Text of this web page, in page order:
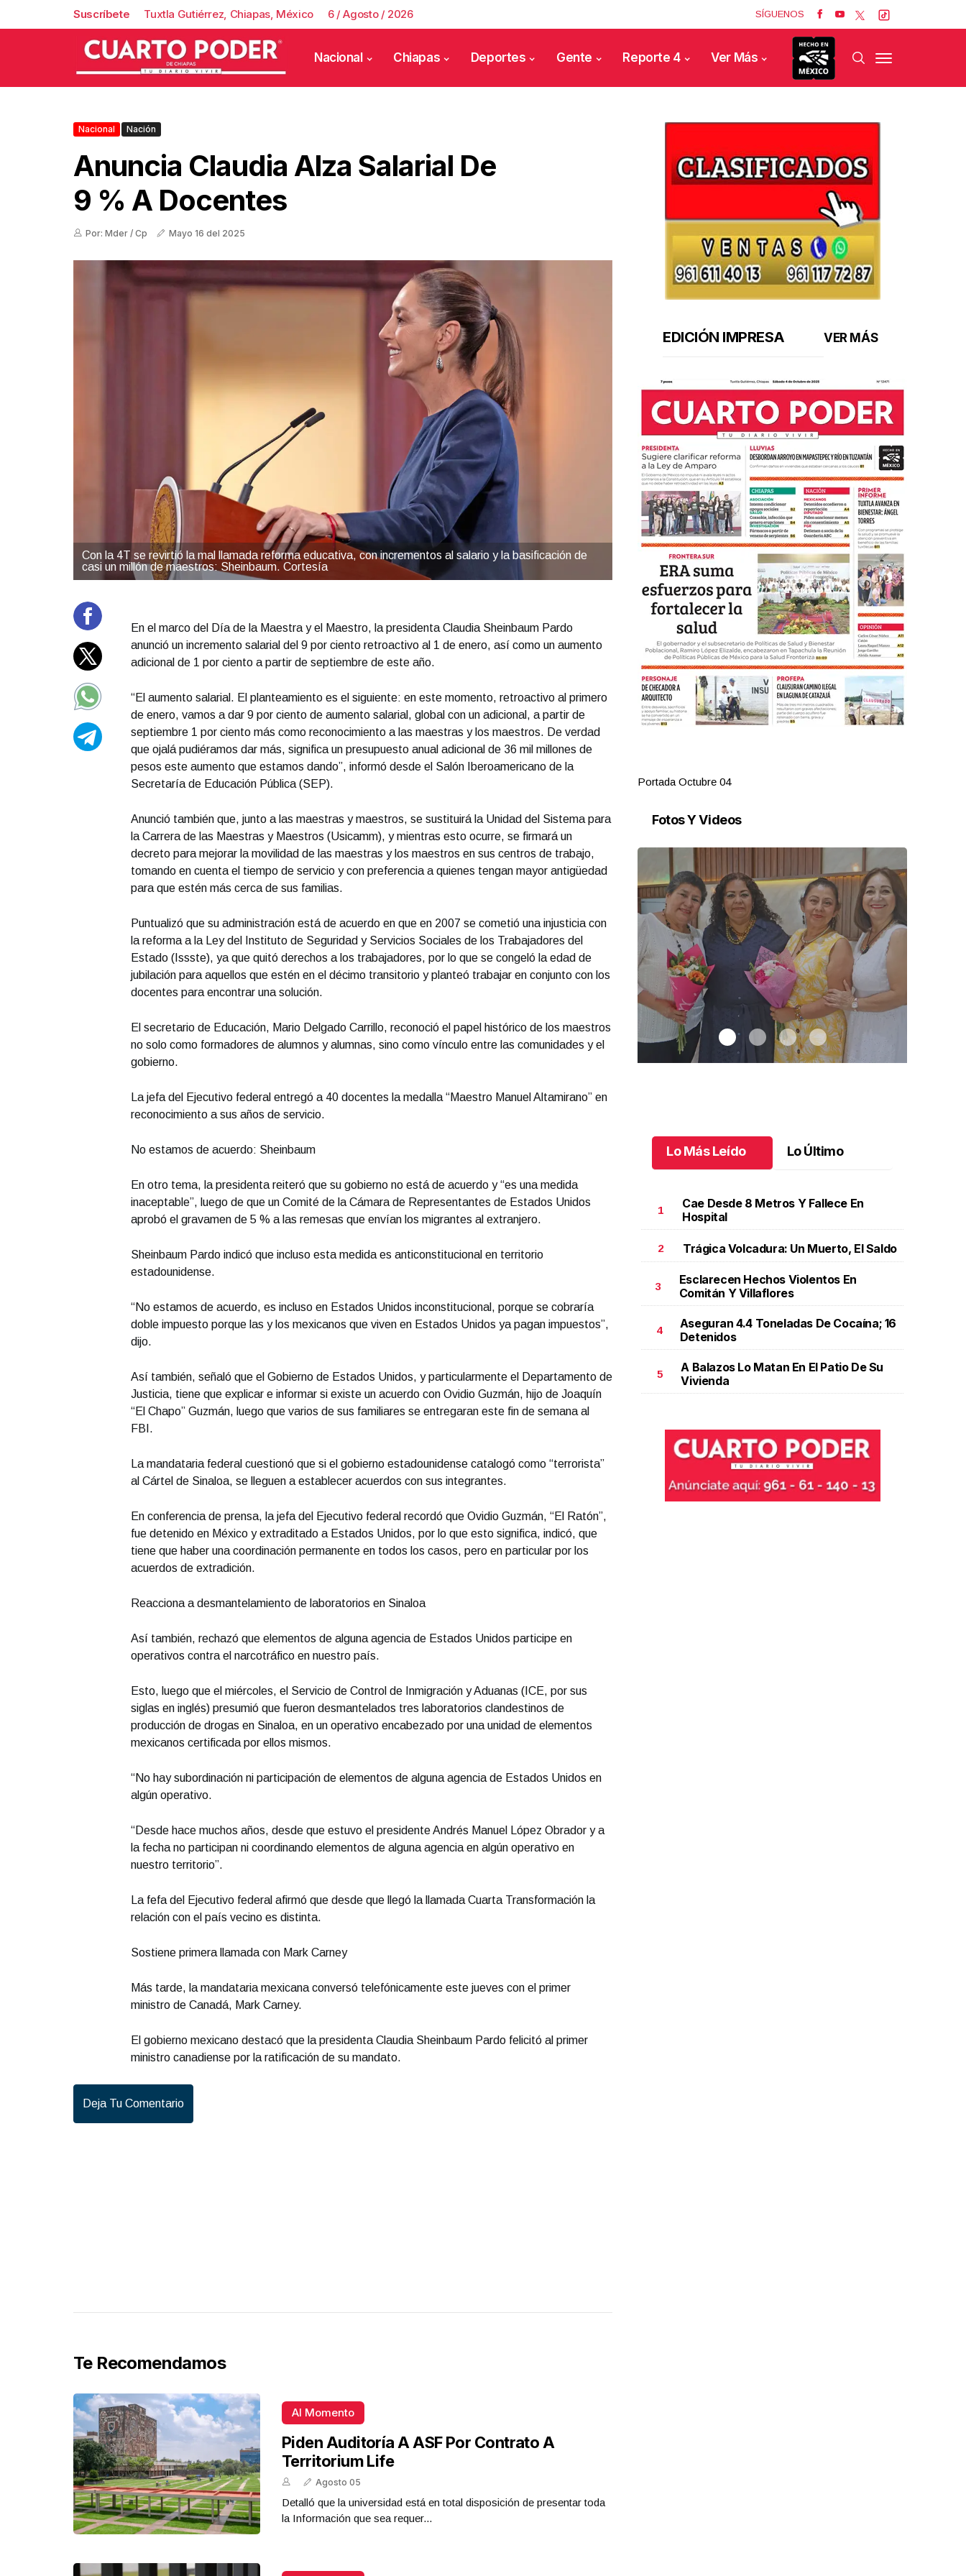
Suscríbete Tuxtla Gutiérrez, Chiapas, México 6 / Agosto / 2026 SÍGUENOS
Nacional Chiapas Deportes Gente Reporte 4 Ver Más
Nacional Nación
Anuncia Claudia Alza Salarial De
9 % A Docentes
Por: Mder / Cp Mayo 16 del 2025
Con la 4T se revirtió la mal llamada reforma educativa, con incrementos al salario y la basificación de
casi un millón de maestros: Sheinbaum. Cortesía
En el marco del Día de la Maestra y el Maestro, la presidenta Claudia Sheinbaum Pardo
anunció un incremento salarial del 9 por ciento retroactivo al 1 de enero, así como un aumento
adicional de 1 por ciento a partir de septiembre de este año.
“El aumento salarial. El planteamiento es el siguiente: en este momento, retroactivo al primero
de enero, vamos a dar 9 por ciento de aumento salarial, global con un adicional, a partir de
septiembre 1 por ciento más como reconocimiento a las maestras y los maestros. De verdad
que ojalá pudiéramos dar más, significa un presupuesto anual adicional de 36 mil millones de
pesos este aumento que estamos dando”, informó desde el Salón Iberoamericano de la
Secretaría de Educación Pública (SEP).
Anunció también que, junto a las maestras y maestros, se sustituirá la Unidad del Sistema para
la Carrera de las Maestras y Maestros (Usicamm), y mientras esto ocurre, se firmará un
decreto para mejorar la movilidad de las maestras y los maestros en sus centros de trabajo,
tomando en cuenta el tiempo de servicio y con preferencia a quienes tengan mayor antigüedad
para que estén más cerca de sus familias.
Puntualizó que su administración está de acuerdo en que en 2007 se cometió una injusticia con
la reforma a la Ley del Instituto de Seguridad y Servicios Sociales de los Trabajadores del
Estado (Issste), ya que quitó derechos a los trabajadores, por lo que se congeló la edad de
jubilación para aquellos que estén en el décimo transitorio y planteó trabajar en conjunto con los
docentes para encontrar una solución.
El secretario de Educación, Mario Delgado Carrillo, reconoció el papel histórico de los maestros
no solo como formadores de alumnos y alumnas, sino como vínculo entre las comunidades y el
gobierno.
La jefa del Ejecutivo federal entregó a 40 docentes la medalla “Maestro Manuel Altamirano” en
reconocimiento a sus años de servicio.
No estamos de acuerdo: Sheinbaum
En otro tema, la presidenta reiteró que su gobierno no está de acuerdo y “es una medida
inaceptable”, luego de que un Comité de la Cámara de Representantes de Estados Unidos
aprobó el gravamen de 5 % a las remesas que envían los migrantes al extranjero.
Sheinbaum Pardo indicó que incluso esta medida es anticonstitucional en territorio
estadounidense.
“No estamos de acuerdo, es incluso en Estados Unidos inconstitucional, porque se cobraría
doble impuesto porque las y los mexicanos que viven en Estados Unidos ya pagan impuestos”,
dijo.
Así también, señaló que el Gobierno de Estados Unidos, y particularmente el Departamento de
Justicia, tiene que explicar e informar si existe un acuerdo con Ovidio Guzmán, hijo de Joaquín
“El Chapo” Guzmán, luego que varios de sus familiares se entregaran este fin de semana al
FBI.
La mandataria federal cuestionó que si el gobierno estadounidense catalogó como “terrorista”
al Cártel de Sinaloa, se lleguen a establecer acuerdos con sus integrantes.
En conferencia de prensa, la jefa del Ejecutivo federal recordó que Ovidio Guzmán, “El Ratón”,
fue detenido en México y extraditado a Estados Unidos, por lo que esto significa, indicó, que
tiene que haber una coordinación permanente en todos los casos, pero en particular por los
acuerdos de extradición.
Reacciona a desmantelamiento de laboratorios en Sinaloa
Así también, rechazó que elementos de alguna agencia de Estados Unidos participe en
operativos contra el narcotráfico en nuestro país.
Esto, luego que el miércoles, el Servicio de Control de Inmigración y Aduanas (ICE, por sus
siglas en inglés) presumió que fueron desmantelados tres laboratorios clandestinos de
producción de drogas en Sinaloa, en un operativo encabezado por una unidad de elementos
mexicanos certificada por ellos mismos.
“No hay subordinación ni participación de elementos de alguna agencia de Estados Unidos en
algún operativo.
“Desde hace muchos años, desde que estuvo el presidente Andrés Manuel López Obrador y a
la fecha no participan ni coordinando elementos de alguna agencia en algún operativo en
nuestro territorio”.
La fefa del Ejecutivo federal afirmó que desde que llegó la llamada Cuarta Transformación la
relación con el país vecino es distinta.
Sostiene primera llamada con Mark Carney
Más tarde, la mandataria mexicana conversó telefónicamente este jueves con el primer
ministro de Canadá, Mark Carney.
El gobierno mexicano destacó que la presidenta Claudia Sheinbaum Pardo felicitó al primer
ministro canadiense por la ratificación de su mandato.
Deja Tu Comentario
Te Recomendamos
Al Momento
Piden Auditoría A ASF Por Contrato A
Territorium Life
Agosto 05
Detalló que la universidad está en total disposición de presentar toda
la Información que sea requer...
EDICIÓN IMPRESA VER MÁS
Portada Octubre 04
Fotos Y Videos
REPORTE4 | 03 10 2025 con Rodolfo Flores Una emotiva jubilación en educación especial .Una
emotiva jubilación en educación especial
Octubre 04 l
Lo Más Leído Lo Último
1
Cae Desde 8 Metros Y Fallece En
Hospital
2 Trágica Volcadura: Un Muerto, El Saldo
3
Esclarecen Hechos Violentos En
Comitán Y Villaflores
4
Aseguran 4.4 Toneladas De Cocaína; 16
Detenidos
5
A Balazos Lo Matan En El Patio De Su
Vivienda